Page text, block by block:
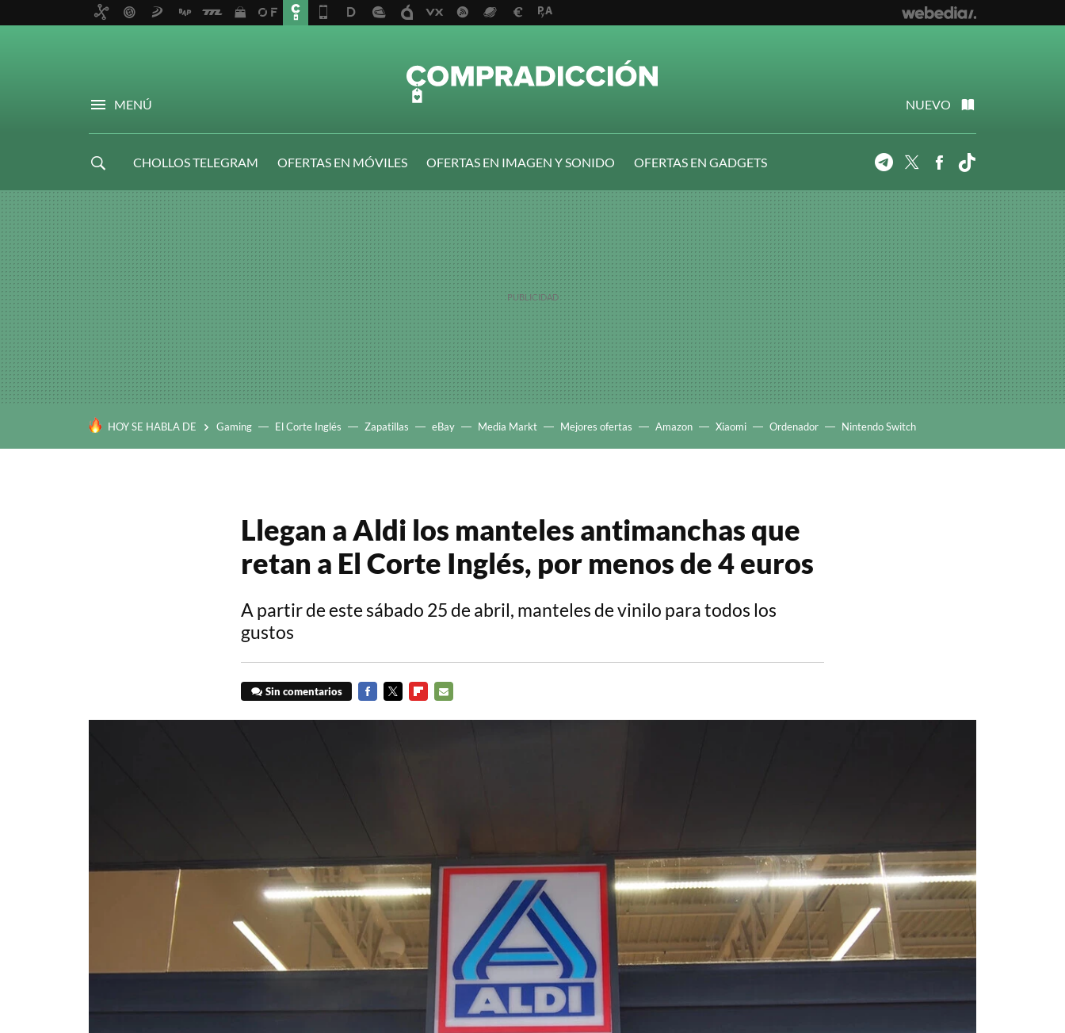
MENÚ NUEVO
CHOLLOS TELEGRAM OFERTAS EN MÓVILES OFERTAS EN IMAGEN Y SONIDO
OFERTAS EN GADGETS
TelegramTwitterFacebook
HOY SE HABLA DE Gaming El Corte Inglés Zapatillas eBay Media Markt Mejores ofertas Amazon Xiaomi Ordenador Nintendo Switch
Llegan a Aldi los manteles antimanchas que
retan a El Corte Inglés, por menos de 4 euros
A partir de este sábado 25 de abril, manteles de vinilo para todos los
gustos
Sin comentarios